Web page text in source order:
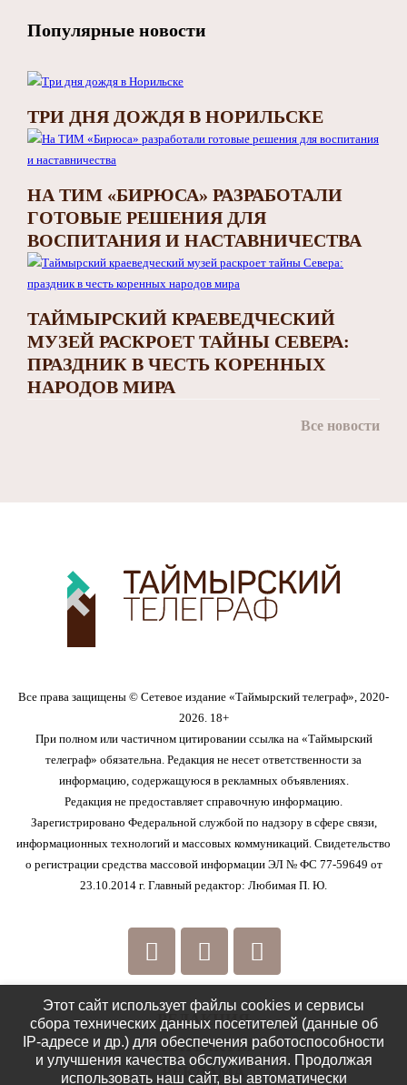
Популярные новости
ТРИ ДНЯ ДОЖДЯ В НОРИЛЬСКЕ
НА ТИМ «БИРЮСА» РАЗРАБОТАЛИ
ГОТОВЫЕ РЕШЕНИЯ ДЛЯ
ВОСПИТАНИЯ И НАСТАВНИЧЕСТВА
ТАЙМЫРСКИЙ КРАЕВЕДЧЕСКИЙ
МУЗЕЙ РАСКРОЕТ ТАЙНЫ СЕВЕРА:
ПРАЗДНИК В ЧЕСТЬ КОРЕННЫХ
НАРОДОВ МИРА
Все новости
Все права защищены © Сетевое издание «Таймырский телеграф», 2020-
2026. 18+
При полном или частичном цитировании ссылка на «Таймырский
телеграф» обязательна. Редакция не несет ответственности за
информацию, содержащуюся в рекламных объявлениях.
Редакция не предоставляет справочную информацию.
Зарегистрировано Федеральной службой по надзору в сфере связи,
информационных технологий и массовых коммуникаций. Свидетельство
о регистрации средства массовой информации ЭЛ № ФС 77-59649 от
23.10.2014 г. Главный редактор: Любимая П. Ю.
РЕДАКЦИЯ
КОНТАКТЫ
РЕКЛАМА
Этот сайт использует файлы cookies и сервисы
сбора технических данных посетителей (данные об
IP-адресе и др.) для обеспечения работоспособности
и улучшения качества обслуживания. Продолжая
использовать наш сайт, вы автоматически